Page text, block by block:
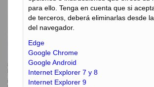
para ello. Tenga en cuenta que si
de terceros, deberá eliminarlas desde
del navegador.
Edge
Google Chrome
Google Android
Internet Explorer 7 y 8
Internet Explorer 9